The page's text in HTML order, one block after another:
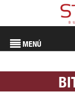
MENÚ